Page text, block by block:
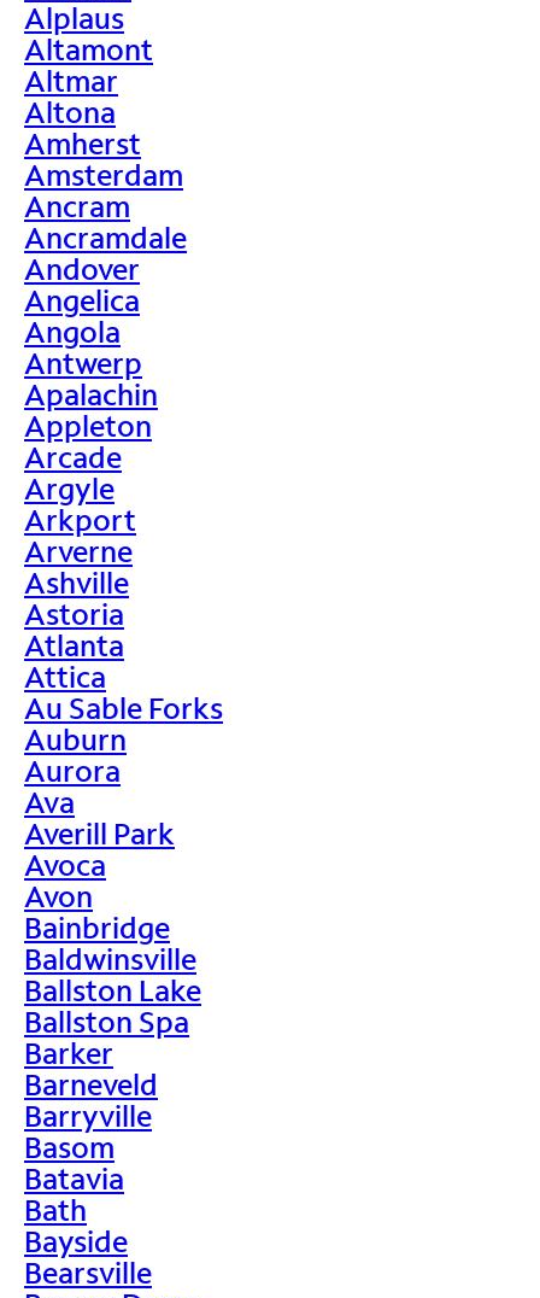
Alplaus
Altamont
Altmar
Altona
Amherst
Amsterdam
Ancram
Ancramdale
Andover
Angelica
Angola
Antwerp
Apalachin
Appleton
Arcade
Argyle
Arkport
Arverne
Ashville
Astoria
Atlanta
Attica
Au Sable Forks
Auburn
Aurora
Ava
Averill Park
Avoca
Avon
Bainbridge
Baldwinsville
Ballston Lake
Ballston Spa
Barker
Barneveld
Barryville
Basom
Batavia
Bath
Bayside
Bearsville